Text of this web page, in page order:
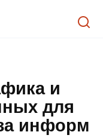
и
для
информ